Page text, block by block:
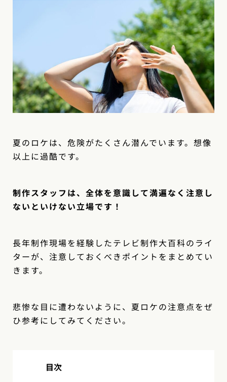
夏のロケは、危険がたくさん潜んでいます。想像
以上に過酷です。
制作スタッフは、全体を意識して満遍なく注意し
ないといけない立場です！
長年制作現場を経験したテレビ制作大百科のライ
ターが、注意しておくべきポイントをまとめてい
きます。
悲惨な目に遭わないように、夏ロケの注意点をぜ
ひ参考にしてみてください。
目次